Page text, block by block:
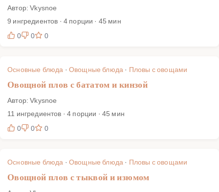
Автор: Vkysnoe
9 ингредиентов · 4 порции · 45 мин
0
0 0
Основные блюда · Овощные блюда · Пловы с овощами
Овощной плов с бататом и кинзой
Автор: Vkysnoe
11 ингредиентов · 4 порции · 45 мин
0
0 0
Основные блюда · Овощные блюда · Пловы с овощами
Овощной плов с тыквой и изюмом